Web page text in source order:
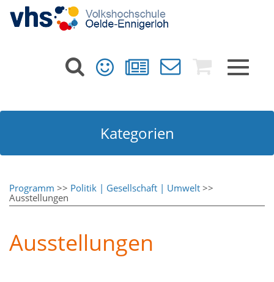
Toggle
Kategorien
Programm >> Politik | Gesellschaft | Umwelt >>
Ausstellungen
Ausstellungen